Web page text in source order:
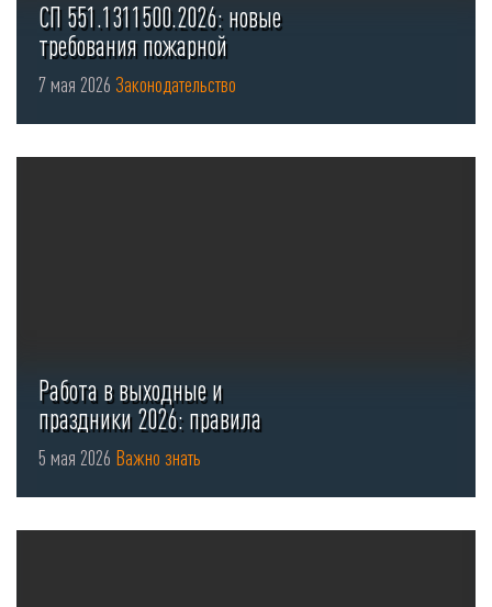
СП 551.1311500.2026: новые
требования пожарной
безопасности для стоянок ...
7 мая 2026 Законодательство
Работа в выходные и
праздники 2026: правила
оформления ...
5 мая 2026 Важно знать